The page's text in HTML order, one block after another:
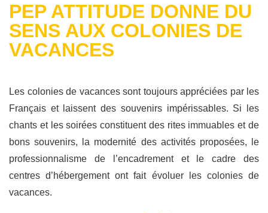
PEP ATTITUDE DONNE DU
SENS AUX COLONIES DE
VACANCES
Les colonies de vacances sont toujours appréciées par les
Français et laissent des souvenirs impérissables. Si les
chants et les soirées constituent des rites immuables et de
bons souvenirs, la modernité des activités proposées, le
professionnalisme de l’encadrement et le cadre des
centres d’hébergement ont fait évoluer les colonies de
vacances.